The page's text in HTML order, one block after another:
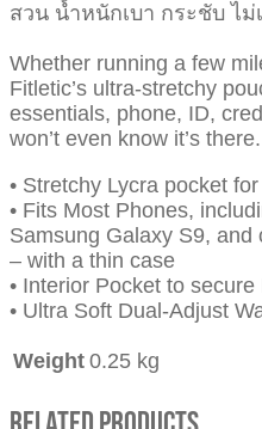
สวน น้ำหนักเบา กระชับ ไม่
Whether running a few
Fitletic’s ultra-stretchy
essentials, phone, ID,
won’t even know it’s there.
• Stretchy Lycra pocket
• Fits Most Phones,
Samsung Galaxy S9,
– with a thin case
• Interior Pocket to secure
• Ultra Soft Dual-Adjust
Weight 0.25 kg